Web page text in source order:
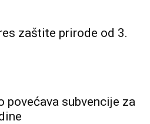
zaštite prirode od 3.
povećava subvencije za